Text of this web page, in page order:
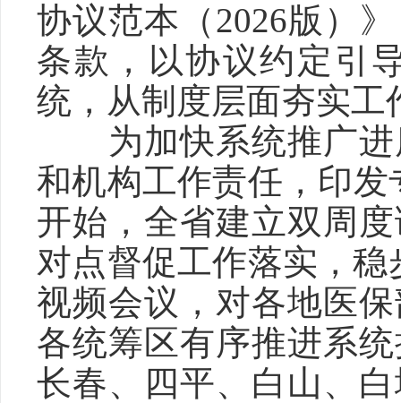
协议范本（2026版）
条款，以协议约定引
统，从制度层面夯实工
为加快系统推广
和机构工作责任，印
开始，全省建立双周
对点督促工作落实，
视频会议，对各地医
各统筹区有序推进系
长春、四平、白山、